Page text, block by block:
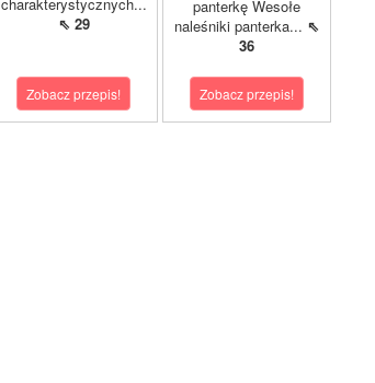
⇖ 29
Zobacz przepis!
panterkę Wesołe
naleśniki panterka... ⇖
36
Zobacz przepis!